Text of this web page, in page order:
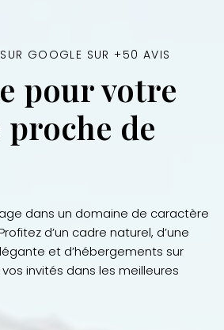
GOOGLE SUR +50 AVIS
pour votre
de
dans un domaine de caractère
d’un cadre naturel, d’une
et d’hébergements sur
invités dans les meilleures